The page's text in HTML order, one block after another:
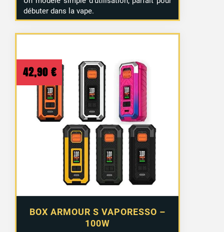
débuter dans la vape.
BOX ARMOUR S VAPORESSO –
100W
42,90 €